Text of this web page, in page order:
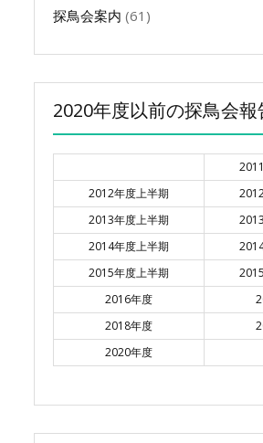
探鳥会案内 (61)
2020年度以前の探鳥会報
2012年度上半期
2013年度上半期
2014年度上半期
2015年度上半期
2016年度
2018年度
2020年度